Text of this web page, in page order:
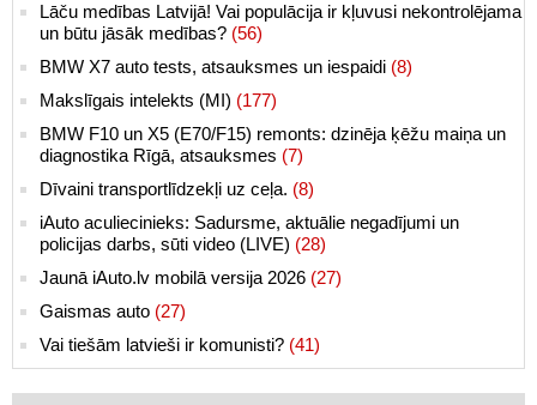
Lāču medības Latvijā! Vai populācija ir kļuvusi nekontrolējama
un būtu jāsāk medības? (56)
BMW X7 auto tests, atsauksmes un iespaidi (8)
Makslīgais intelekts (MI) (177)
BMW F10 un X5 (E70/F15) remonts: dzinēja ķēžu maiņa un
diagnostika Rīgā, atsauksmes (7)
Dīvaini transportlīdzekļi uz ceļa. (8)
iAuto aculiecinieks: Sadursme, aktuālie negadījumi un
policijas darbs, sūti video (LIVE) (28)
Jaunā iAuto.lv mobilā versija 2026 (27)
Gaismas auto (27)
Vai tiešām latvieši ir komunisti? (41)